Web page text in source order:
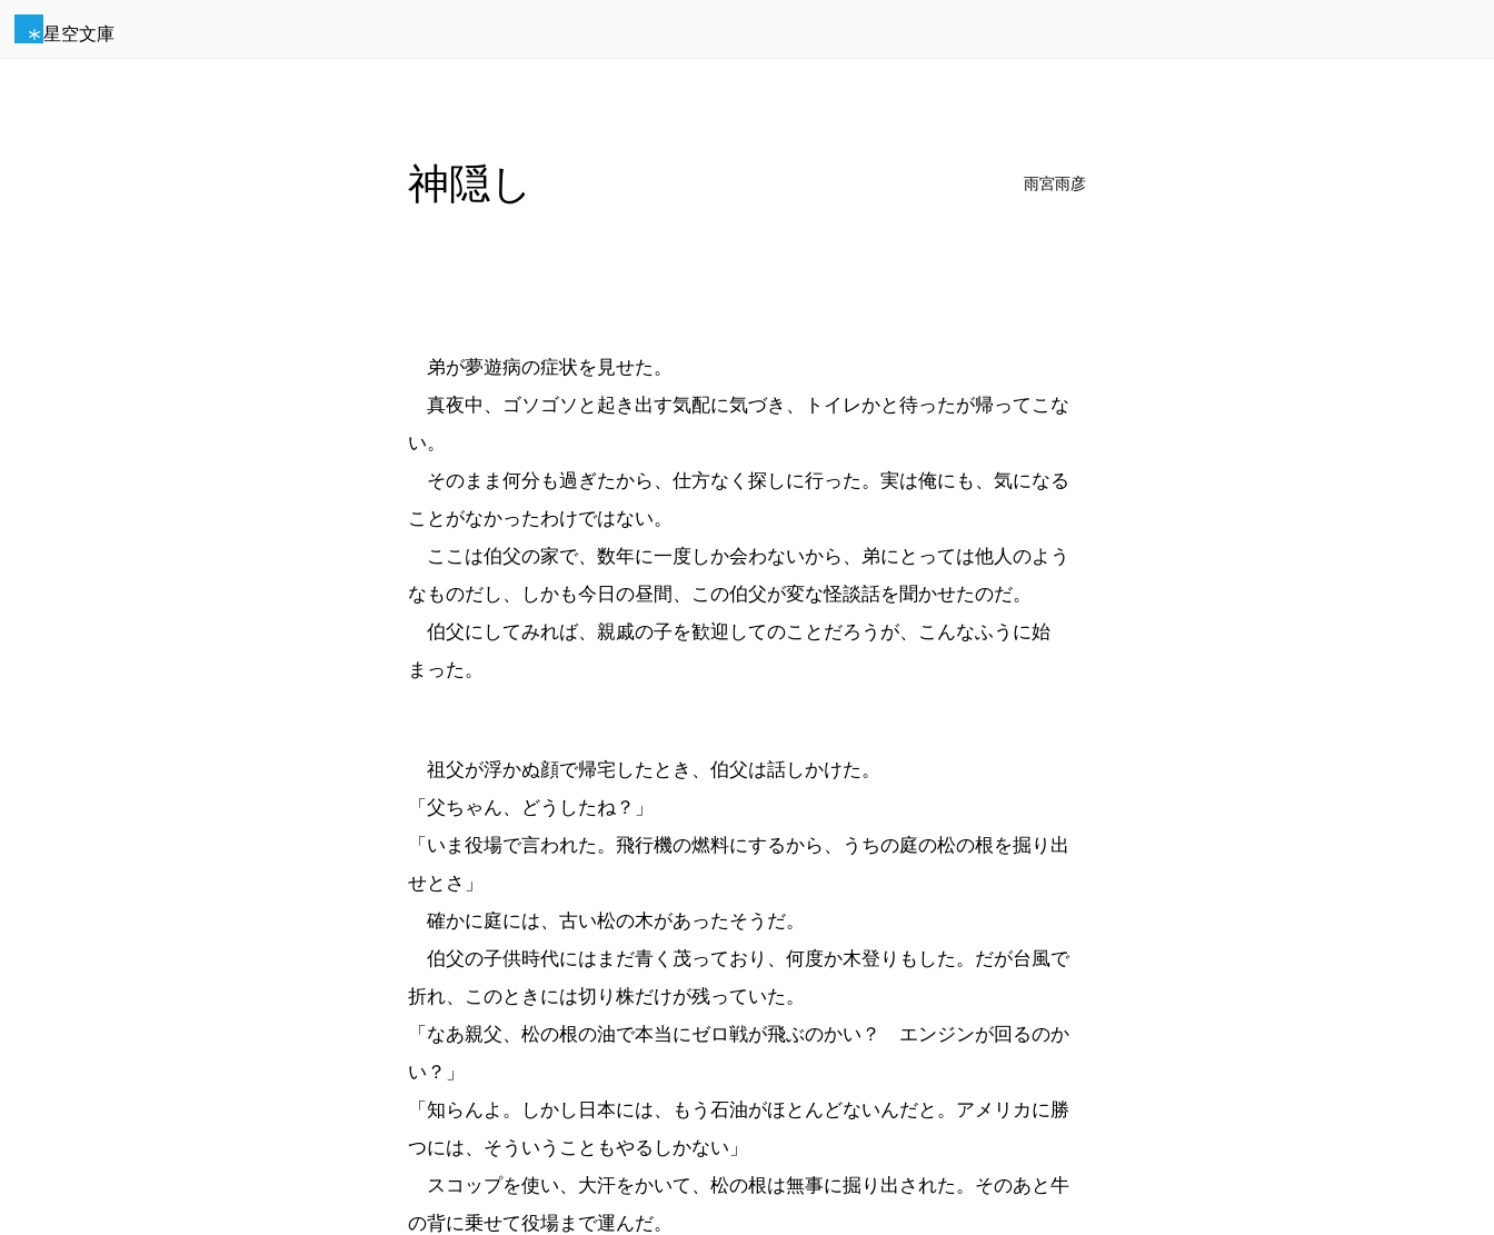
星空文庫
神隠し 雨宮雨彦
弟が夢遊病の症状を見せた。
真夜中、ゴソゴソと起き出す気配に気づき、トイレかと待ったが帰ってこな
い。
そのまま何分も過ぎたから、仕方なく探しに行った。実は俺にも、気になる
ことがなかったわけではない。
ここは伯父の家で、数年に一度しか会わないから、弟にとっては他人のよう
なものだし、しかも今日の昼間、この伯父が変な怪談話を聞かせたのだ。
伯父にしてみれば、親戚の子を歓迎してのことだろうが、こんなふうに始
まった。
祖父が浮かぬ顔で帰宅したとき、伯父は話しかけた。
「父ちゃん、どうしたね？」
「いま役場で言われた。飛行機の燃料にするから、うちの庭の松の根を掘り出
せとさ」
確かに庭には、古い松の木があったそうだ。
伯父の子供時代にはまだ青く茂っており、何度か木登りもした。だが台風で
折れ、このときには切り株だけが残っていた。
「なあ親父、松の根の油で本当にゼロ戦が飛ぶのかい？ エンジンが回るのか
い？」
「知らんよ。しかし日本には、もう石油がほとんどないんだと。アメリカに勝
つには、そういうこともやるしかない」
スコップを使い、大汗をかいて、松の根は無事に掘り出された。そのあと牛
の背に乗せて役場まで運んだ。